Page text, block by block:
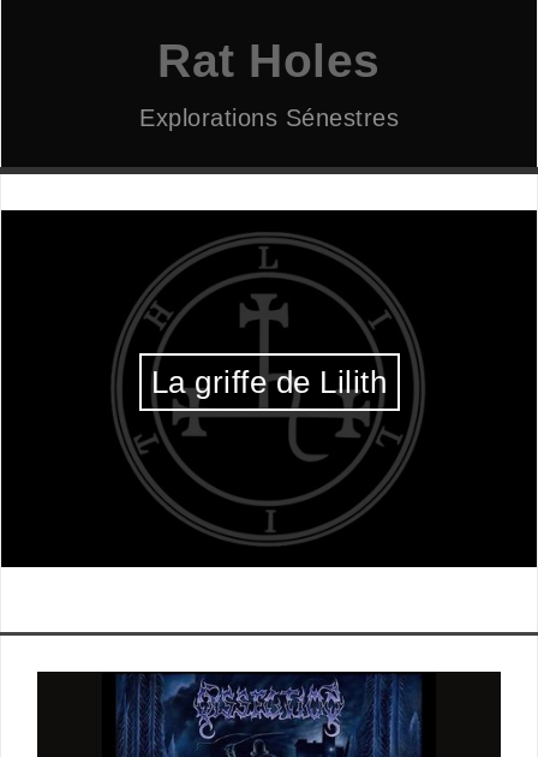
Rat Holes
Explorations Sénestres
La griffe de Lilith